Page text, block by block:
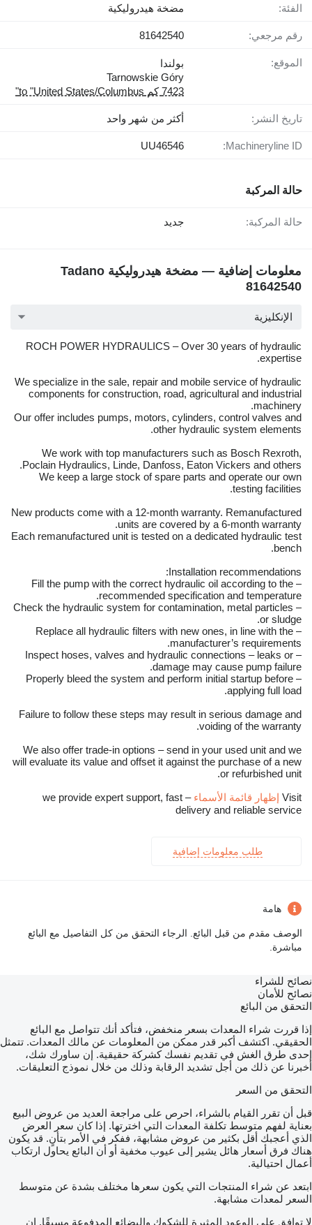
الفئة: مضخة هيدروليكية
رقم مرجعي: 81642540
الموقع:
بولندا
Tarnowskie Góry
7423 كم to "United States/Columbus"
تاريخ النشر: أكثر من شهر واحد
Machineryline ID:
UU46546
حالة المركبة
حالة المركبة: جديد
معلومات إضافية — مضخة هيدروليكية Tadano
81642540
الإنكليزية
ROCH POWER HYDRAULICS – Over 30 years of hydraulic
expertise.
We specialize in the sale, repair and mobile service of hydraulic
components for construction, road, agricultural and industrial
machinery.
Our offer includes pumps, motors, cylinders, control valves and
other hydraulic system elements.
We work with top manufacturers such as Bosch Rexroth,
Poclain Hydraulics, Linde, Danfoss, Eaton Vickers and others.
We keep a large stock of spare parts and operate our own
testing facilities.
New products come with a 12-month warranty. Remanufactured
units are covered by a 6-month warranty.
Each remanufactured unit is tested on a dedicated hydraulic test
bench.
Installation recommendations:
– Fill the pump with the correct hydraulic oil according to the
recommended specification and temperature.
– Check the hydraulic system for contamination, metal particles
or sludge.
– Replace all hydraulic filters with new ones, in line with the
manufacturer’s requirements.
– Inspect hoses, valves and hydraulic connections – leaks or
damage may cause pump failure.
– Properly bleed the system and perform initial startup before
applying full load.
Failure to follow these steps may result in serious damage and
voiding of the warranty.
We also offer trade-in options – send in your used unit and we
will evaluate its value and offset it against the purchase of a new
or refurbished unit.
Visit إظهار قائمة الأسماء
– we provide expert support, fast
delivery and reliable service
طلب معلومات إضافية
هامة
الوصف مقدم من قبل البائع. الرجاء التحقق من كل التفاصيل مع البائع
مباشرة.
نصائح للشراء
نصائح للأمان
التحقق من البائع
إذا قررت شراء المعدات بسعر منخفض، فتأكد أنك تتواصل مع البائع
الحقيقي. اكتشف أكبر قدر ممكن من المعلومات عن مالك المعدات. تتمثل
إحدى طرق الغش في تقديم نفسك كشركة حقيقية. إن ساورك شك،
أخبرنا عن ذلك من أجل تشديد الرقابة وذلك من خلال نموذج التعليقات.
التحقق من السعر
قبل أن تقرر القيام بالشراء، احرص على مراجعة العديد من عروض البيع
بعناية لفهم متوسط تكلفة المعدات التي اخترتها. إذا كان سعر العرض
الذي أعجبك أقل بكثير من عروض مشابهة، ففكر في الأمر بتأنٍ. قد يكون
هناك فرق أسعار هائل يشير إلى عيوب مخفية أو أن البائع يحاول ارتكاب
أعمال احتيالية.
ابتعد عن شراء المنتجات التي يكون سعرها مختلف بشدة عن متوسط
السعر لمعدات مشابهة.
لا توافق على الوعود المثيرة للشكوك والبضائع المدفوعة مسبقًا. إن